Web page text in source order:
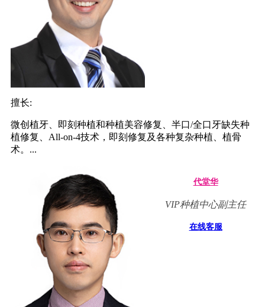
擅长:
微创植牙、即刻种植和种植美容修复、半口/全口牙缺失种
植修复、All-on-4技术，即刻修复及各种复杂种植、植骨
术。...
代堂华
VIP种植中心副主任
在线客服